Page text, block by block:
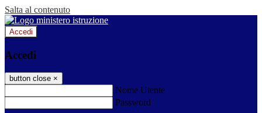
Salta al contenuto
Accedi
Accedi
button close ×
Nome Utente
Password